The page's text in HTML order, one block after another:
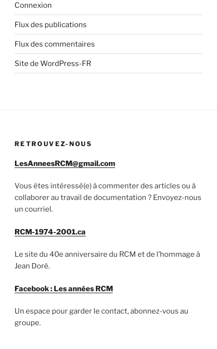
Connexion
Flux des publications
Flux des commentaires
Site de WordPress-FR
RETROUVEZ-NOUS
LesAnneesRCM@gmail.com
Vous êtes intéressé(e) à commenter des articles ou à
collaborer au travail de documentation ? Envoyez-nous
un courriel.
RCM-1974-2001.ca
Le site du 40e anniversaire du RCM et de l’hommage à
Jean Doré.
Facebook : Les années RCM
Un espace pour garder le contact, abonnez-vous au
groupe.